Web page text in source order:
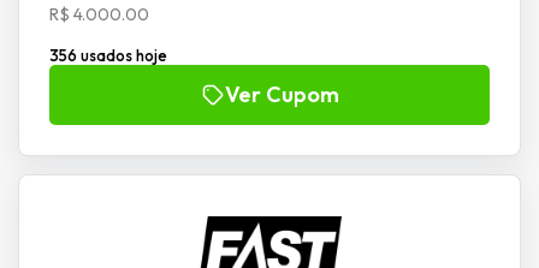
R$ 4.000.00
356 usados hoje
Ver Cupom